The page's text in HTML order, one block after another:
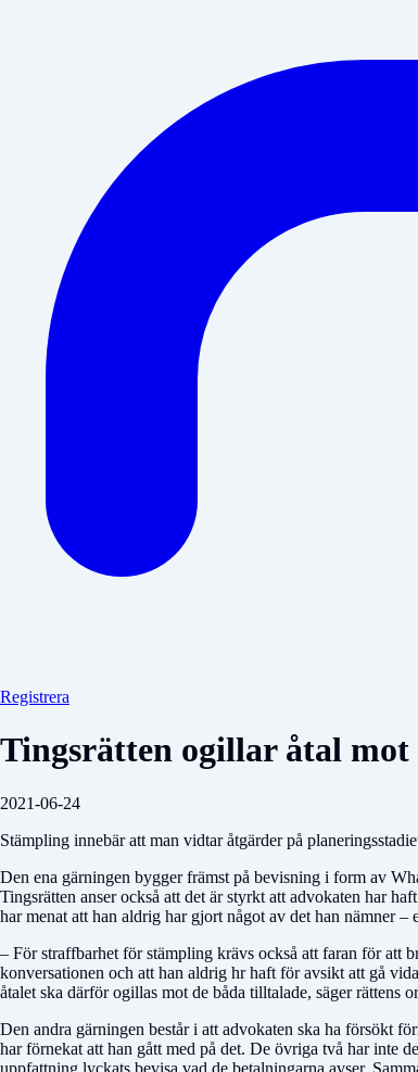
Registrera
Tingsrätten ogillar åtal
2021-06-24
Stämpling innebär att man vidtar åtgärder på
Den ena gärningen bygger främst på bevisning i form av
Tingsrätten anser också att det är styrkt att advokaten har
har menat att han aldrig har gjort något av det han nämner
– För straffbarhet för stämpling krävs också att faran för att
konversationen och att han aldrig hr haft för avsikt att gå
åtalet ska därför ogillas mot de båda tilltalade, säger rättens
Den andra gärningen består i att advokaten ska ha försökt
har förnekat att han gått med på det. De övriga två har inte
uppfattning lyckats bevisa vad de betalningarna avser.